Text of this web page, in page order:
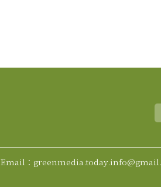
Email：